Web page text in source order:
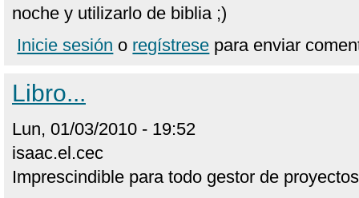
noche y utilizarlo de biblia ;)
Inicie sesión o regístrese para enviar
Libro...
Lun, 01/03/2010 - 19:52
isaac.el.cec
Imprescindible para todo gestor de